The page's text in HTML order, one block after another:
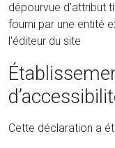
dépourvue d'attribut
fourni par une entité
l'éditeur du site
Cette déclaration a